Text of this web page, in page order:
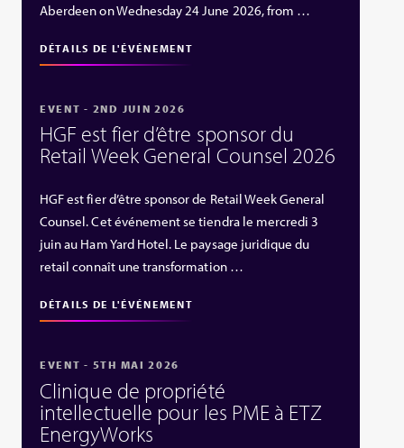
Aberdeen on Wednesday 24 June 2026, from …
DÉTAILS DE L'ÉVÉNEMENT
EVENT - 2ND JUIN 2026
HGF est fier d’être sponsor du
Retail Week General Counsel 2026
HGF est fier d’être sponsor de Retail Week General
Counsel. Cet événement se tiendra le mercredi 3
juin au Ham Yard Hotel. Le paysage juridique du
retail connaît une transformation …
DÉTAILS DE L'ÉVÉNEMENT
EVENT - 5TH MAI 2026
Clinique de propriété
intellectuelle pour les PME à ETZ
EnergyWorks